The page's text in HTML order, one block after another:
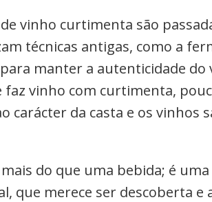
vinho curtimenta são
técnicas antigas, como a
manter a autenticidade do
faz vinho com curtimenta,
carácter da casta e os vinhos
do que uma bebida; é
que merece ser descoberta e